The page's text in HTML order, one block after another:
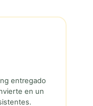
entregado
en un